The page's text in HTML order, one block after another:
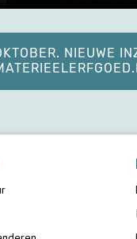
NIEUWE